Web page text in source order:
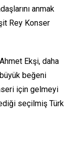
anmak
Rey Konser
Ekşi, daha
beğeni
için gelmeyi
seçilmiş Türk